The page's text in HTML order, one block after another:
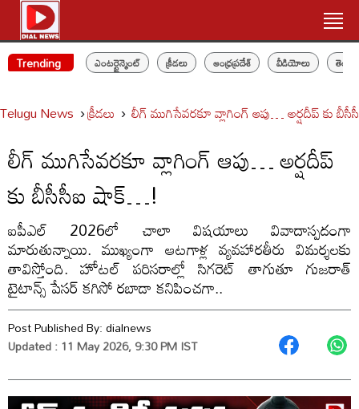
Trending ఎంటర్టైన్మెంట్ క్రీడలు ఆంధ్రప్రదేశ్ వీడియోలు
Telugu News క్రీడలు లీగ్ ముగిసేవరకూ వ్లాగింగ్ ఆపు… అర్షదీప్ కు
లీగ్ ముగిసేవరకూ వ్లాగింగ్ ఆపు… అర్షదీప్
కు బీసీసీఐ షాక్…!
ఐపీఎల్ 2026లో చాలా విషయాలు వివాదాస్పదంగా
మారుతున్నాయి. ముఖ్యంగా ఆటగాళ్ల వ్యవహారతీరు విమర్శలకు
తావిస్తోంది. హోటల్ పరిసరాల్లో సిగరెట్‌ తాగుతూ గుజరాత్
టైటాన్స్ పేసర్ కగిసో రబాడా కనిపించగా..
Post Published By:dialnews
Updated : 11 May 2026, 9:30 PM IST